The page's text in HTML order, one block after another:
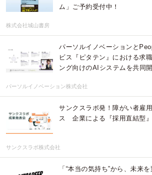
ム」ご予約受付中！
株式会社城山書房
パーソルイノベーションと
ビス『ピタテン』における求
ング向けのAIシステムを共同
パーソルイノベーション株式会社
サンクスラボ発！障がい者雇
ス 企業による『採用直結型
サンクスラボ株式会社
「“本当の気持ち”から、未来